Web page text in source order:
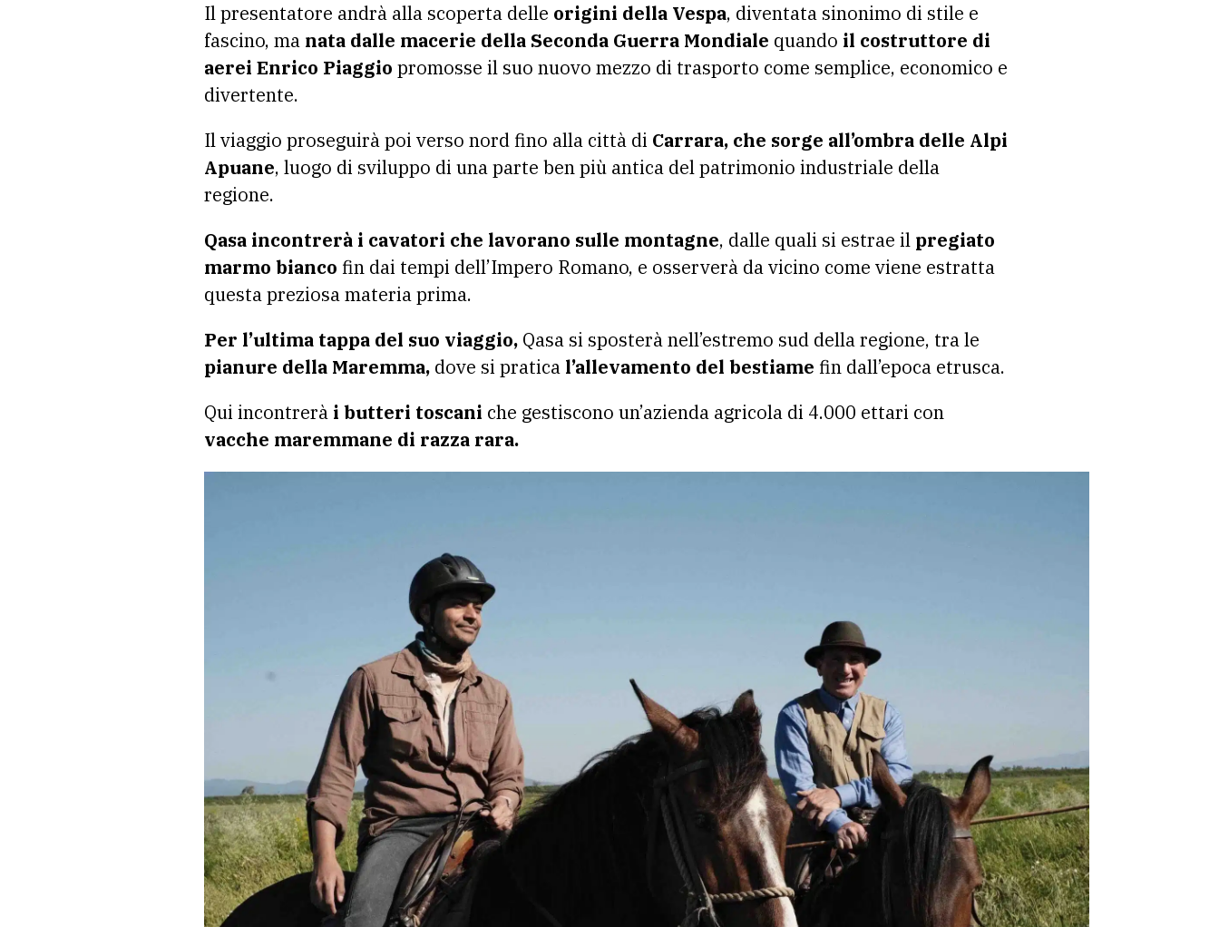
Il presentatore andrà alla scoperta delle origini della Vespa, diventata sinonimo di stile e
fascino, ma nata dalle macerie della Seconda Guerra Mondiale quando il costruttore di
aerei Enrico Piaggio promosse il suo nuovo mezzo di trasporto come semplice, economico e
divertente.
Il viaggio proseguirà poi verso nord fino alla città di Carrara, che sorge all’ombra delle Alpi
Apuane, luogo di sviluppo di una parte ben più antica del patrimonio industriale della
regione.
Qasa incontrerà i cavatori che lavorano sulle montagne, dalle quali si estrae il pregiato
marmo bianco fin dai tempi dell’Impero Romano, e osserverà da vicino come viene estratta
questa preziosa materia prima.
Per l’ultima tappa del suo viaggio, Qasa si sposterà nell’estremo sud della regione, tra le
pianure della Maremma, dove si pratica l’allevamento del bestiame fin dall’epoca etrusca.
Qui incontrerà i butteri toscani che gestiscono un’azienda agricola di 4.000 ettari con
vacche maremmane di razza rara.